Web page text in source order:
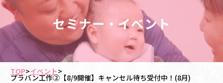
セミナー・イベント
TOP>イベント>
プラバン工作②【8/9開催】キャンセル待ち受付中！(8月)